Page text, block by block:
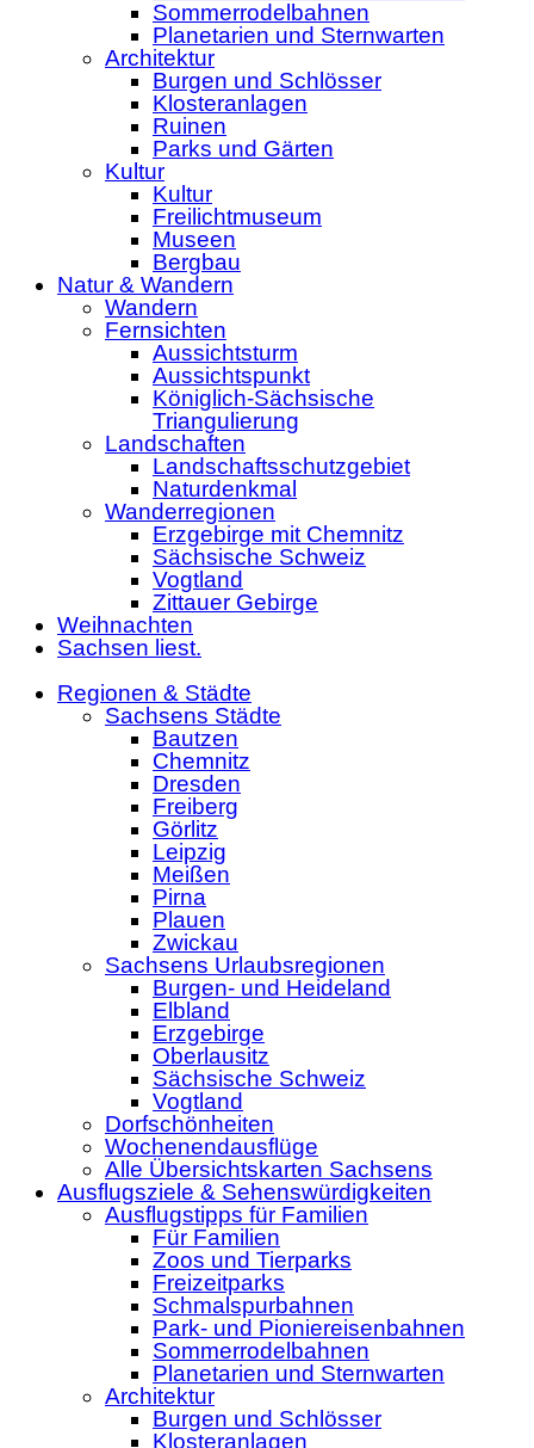
Sommerrodelbahnen
Planetarien und Sternwarten
Architektur
Burgen und Schlösser
Klosteranlagen
Ruinen
Parks und Gärten
Kultur
Kultur
Freilichtmuseum
Museen
Bergbau
Natur & Wandern
Wandern
Fernsichten
Aussichtsturm
Aussichtspunkt
Königlich-Sächsische
Triangulierung
Landschaften
Landschaftsschutzgebiet
Naturdenkmal
Wanderregionen
Erzgebirge mit Chemnitz
Sächsische Schweiz
Vogtland
Zittauer Gebirge
Weihnachten
Sachsen liest.
Regionen & Städte
Sachsens Städte
Bautzen
Chemnitz
Dresden
Freiberg
Görlitz
Leipzig
Meißen
Pirna
Plauen
Zwickau
Sachsens Urlaubsregionen
Burgen- und Heideland
Elbland
Erzgebirge
Oberlausitz
Sächsische Schweiz
Vogtland
Dorfschönheiten
Wochenendausflüge
Alle Übersichtskarten Sachsens
Ausflugsziele & Sehenswürdigkeiten
Ausflugstipps für Familien
Für Familien
Zoos und Tierparks
Freizeitparks
Schmalspurbahnen
Park- und Pioniereisenbahnen
Sommerrodelbahnen
Planetarien und Sternwarten
Architektur
Burgen und Schlösser
Klosteranlagen